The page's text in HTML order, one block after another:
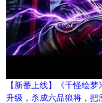
【新番上线】《千怪绘
升级，杀成六品狼将，